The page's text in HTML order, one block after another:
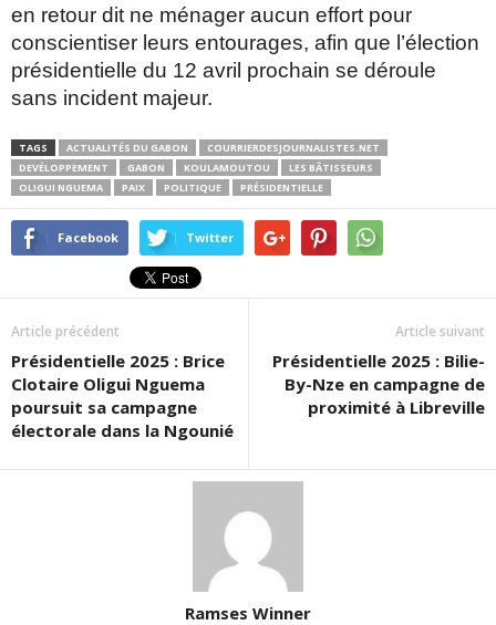
en retour dit ne ménager aucun effort pour
conscientiser leurs entourages, afin que l’élection
présidentielle du 12 avril prochain se déroule
sans incident majeur.
TAGS ACTUALITÉS DU GABON
COURRIERDESJOURNALISTES.NET
DEVÉLOPPEMENT
GABON KOULAMOUTOU
LES BÂTISSEURS
OLIGUI NGUEMA
PAIX POLITIQUE PRÉSIDENTIELLE
Facebook Twitter
Article précédent
Présidentielle 2025 : Brice
Clotaire Oligui Nguema
poursuit sa campagne
électorale dans la Ngounié
Article suivant
Présidentielle 2025 : Bilie-
By-Nze en campagne de
proximité à Libreville
Ramses Winner